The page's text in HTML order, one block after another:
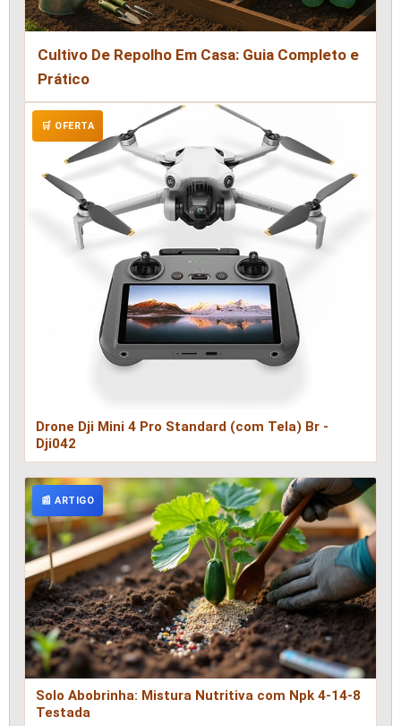
Cultivo De Repolho Em Casa: Guia Completo e
Prático
🛒 OFERTA
Drone Dji Mini 4 Pro Standard (com Tela) Br -
Dji042
📰 ARTIGO
Solo Abobrinha: Mistura Nutritiva com Npk 4-14-8
Testada